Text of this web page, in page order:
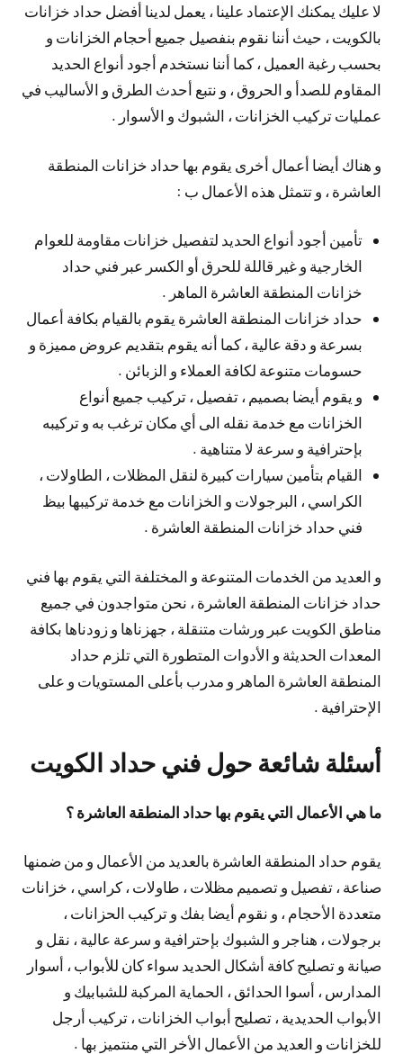
لا عليك يمكنك الإعتماد علينا ، يعمل لدينا أفضل حداد خزانات
بالكويت ، حيث أننا نقوم بنفصيل جميع أحجام الخزانات و
بحسب رغبة العميل ، كما أننا نستخدم أجود أنواع الحديد
المقاوم للصدأ و الحروق ، و نتبع أحدث الطرق و الأساليب في
عمليات تركيب الخزانات ، الشبوك و الأسوار .
و هناك أيضا أعمال أخرى يقوم بها حداد خزانات المنطقة
العاشرة ، و تتمثل هذه الأعمال ب :
تأمين أجود أنواع الحديد لتفصيل خزانات مقاومة للعوام
الخارجية و غير قاللة للحرق أو الكسر عبر فني حداد
خزانات المنطقة العاشرة الماهر .
حداد خزانات المنطقة العاشرة يقوم بالقيام بكافة أعمال
بسرعة و دقة عالية ، كما أنه يقوم بتقديم عروض مميزة و
حسومات متنوعة لكافة العملاء و الزبائن .
و يقوم أيضا بصميم ، تفصيل ، تركيب جميع أنواع
الخزانات مع خدمة نقله الى أي مكان ترغب به و تركيبه
بإحترافية و سرعة لا متناهية .
القيام بتأمين سيارات كبيرة لنقل المظلات ، الطاولات ،
الكراسي ، البرجولات و الخزانات مع خدمة تركيبها بيظ
فني حداد خزانات المنطقة العاشرة .
و العديد من الخدمات المتنوعة و المختلفة التي يقوم بها فني
حداد خزانات المنطقة العاشرة ، نحن متواجدون في جميع
مناطق الكويت عبر ورشات متنقلة ، جهزناها و زودناها بكافة
المعدات الحديثة و الأدوات المتطورة التي تلزم حداد
المنطقة العاشرة الماهر و مدرب بأعلى المستويات و على
الإحترافية .
أسئلة شائعة حول فني حداد الكويت
ما هي الأعمال التي يقوم بها حداد المنطقة العاشرة ؟
يقوم حداد المنطقة العاشرة بالعديد من الأعمال و من ضمنها
صناعة ، تفصيل و تصميم مظلات ، طاولات ، كراسي ، خزانات
متعددة الأحجام ، و نقوم أيضا بفك و تركيب الحزانات ،
برجولات ، هناجر و الشبوك بإحترافية و سرعة عالية ، نقل و
صيانة و تصليح كافة أشكال الحديد سواء كان للأبواب ، أسوار
المدارس ، أسوا الحدائق ، الحماية المركبة للشبابيك و
الأبواب الحديدية ، تصليح أبواب الخزانات ، تركيب أرجل
للخزانات و العديد من الأعمال الأخر التي منتميز بها .